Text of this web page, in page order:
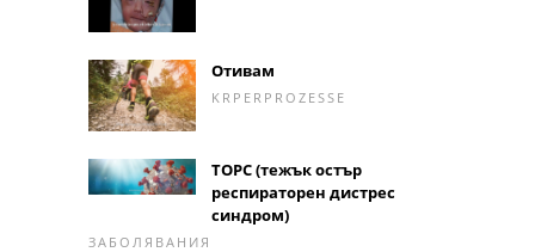
Отивам
KRPERPROZESSE
ТОРС (тежък остър
респираторен дистрес
синдром)
ЗАБОЛЯВАНИЯ